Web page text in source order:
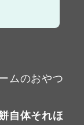
ムのおやつ
自体それほ